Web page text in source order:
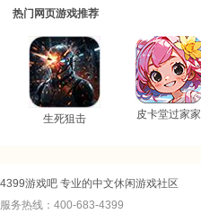
热门网页游戏推荐
生死狙击 皮卡堂过家家
4399游戏吧 专业的中文休闲游戏社区
服务热线：400-683-4399